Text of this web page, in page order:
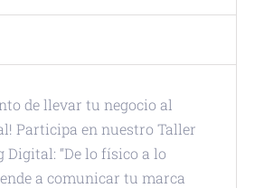
de llevar tu negocio al
Participa en nuestro Taller
“De lo físico a lo
a comunicar tu marca